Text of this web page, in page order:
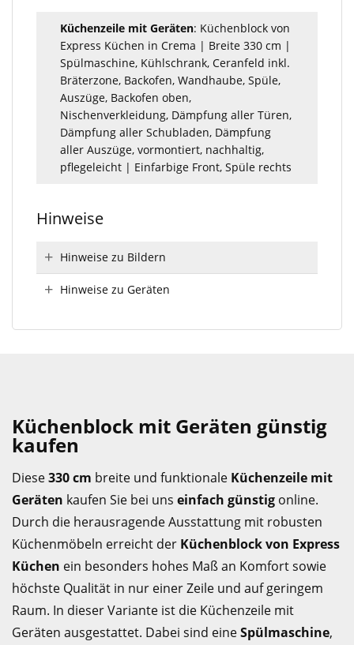
Küchenzeile mit Geräten: Küchenblock von
Express Küchen in Crema | Breite 330 cm |
Spülmaschine, Kühlschrank, Ceranfeld inkl.
Bräterzone, Backofen, Wandhaube, Spüle,
Auszüge, Backofen oben,
Nischenverkleidung, Dämpfung aller Türen,
Dämpfung aller Schubladen, Dämpfung
aller Auszüge, vormontiert, nachhaltig,
pflegeleicht | Einfarbige Front, Spüle rechts
Hinweise
Hinweise zu Bildern
Hinweise zu Geräten
Küchenblock mit Geräten günstig
kaufen
Diese330 cm breite und funktionale Küchenzeile mit
Geräten kaufen Sie bei uns einfach günstig online.
Durch die herausragende Ausstattung mit robusten
Küchenmöbeln erreicht der Küchenblock von Express
Küchen ein besonders hohes Maß an Komfort sowie
höchste Qualität in nur einer Zeile und auf geringem
Raum. In dieser Variante ist die Küchenzeile mit
Geräten ausgestattet. Dabei sind eineSpülmaschine,